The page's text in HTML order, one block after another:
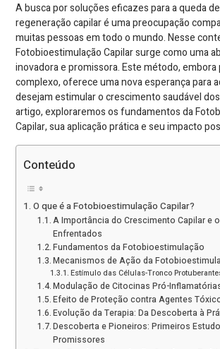
A busca por soluções eficazes para a queda
regeneração capilar é uma preocupação
muitas pessoas em todo o mundo. Nesse
Fotobioestimulação Capilar surge como uma
inovadora e promissora. Este método, embora
complexo, oferece uma nova esperança para
desejam estimular o crescimento saudável
artigo, exploraremos os fundamentos da
Capilar, sua aplicação prática e seu impacto
Conteúdo
O que é a Fotobioestimulação Capilar?
A Importância do Crescimento Capilar e
Enfrentados
Fundamentos da Fotobioestimulação
Mecanismos de Ação da
Estímulo das Células-Tronco
Modulação de Citocinas Pró-
Efeito de Proteção contra Agentes
Evolução da Terapia: Da Descoberta à
Descoberta e Pioneiros: Primeiros
Promissores